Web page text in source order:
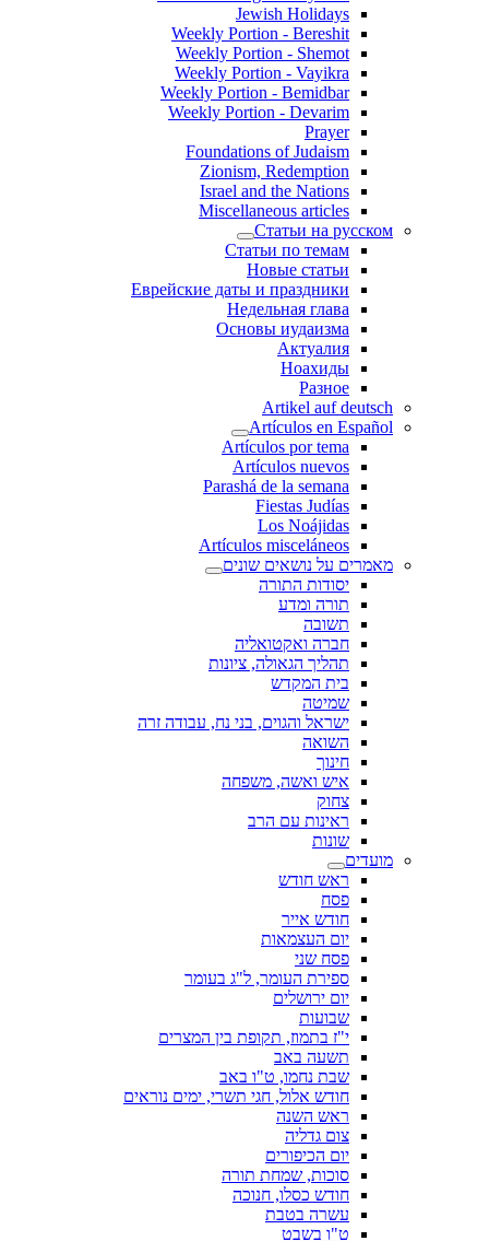
Jewish Holidays
Weekly Portion - Bereshit
Weekly Portion - Shemot
Weekly Portion - Vayikra
Weekly Portion - Bemidbar
Weekly Portion - Devarim
Prayer
Foundations of Judaism
Zionism, Redemption
Israel and the Nations
Miscellaneous articles
Статьи на русском
Статьи по темам
Новые статьи
Еврейские даты и праздники
Недельная глава
Основы иудаизма
Актуалия
Ноахиды
Разное
Artikel auf deutsch
Artículos en Español
Artículos por tema
Artículos nuevos
Parashá de la semana
Fiestas Judías
Los Noájidas
Artículos misceláneos
מאמרים על נושאים שונים
יסודות התורה
תורה ומדע
תשובה
חברה ואקטואליה
תהליך הגאולה, ציונות
בית המקדש
שמיטה
ישראל והגוים, בני נח, עבודה זרה
השואה
חינוך
איש ואשה, משפחה
צחוק
ראינות עם הרב
שונות
מועדים
ראש חודש
פסח
חודש אייר
יום העצמאות
פסח שני
ספירת העומר, ל"ג בעומר
יום ירושלים
שבועות
י"ז בתמוז, תקופת בין המצרים
תשעה באב
שבת נחמו, ט"ו באב
חודש אלול, חגי תשרי, ימים נוראים
ראש השנה
צום גדליה
יום הכיפורים
סוכות, שמחת תורה
חודש כסלו, חנוכה
עשרה בטבת
ט"ו בשבט